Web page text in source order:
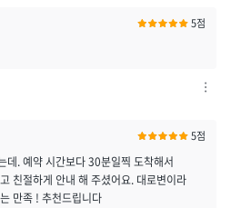
5점
차
5점
데. 예약 시간보다 30분일찍 도착해서
친절하게 안내 해 주셨어요. 대로변이라
만족 ! 추천드립니다